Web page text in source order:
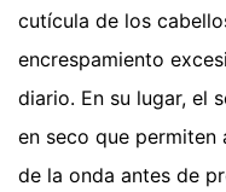
cutícula de los
encrespamiento
diario. En su lugar, el
en seco que permiten
de la onda antes de